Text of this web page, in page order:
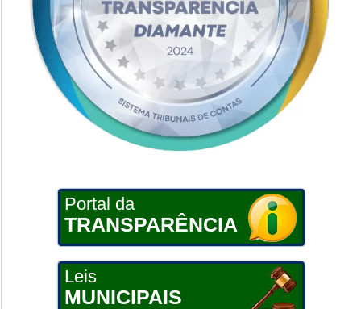
Portal da
TRANSPARÊNCIA
Leis
MUNICIPAIS